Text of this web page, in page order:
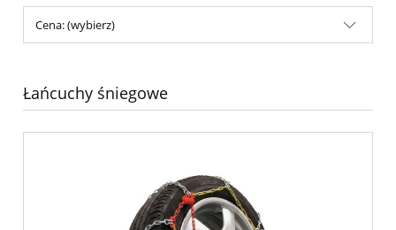
Cena: (wybierz)
Łańcuchy śniegowe